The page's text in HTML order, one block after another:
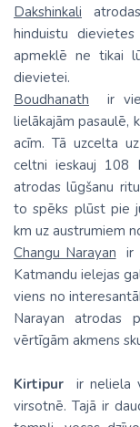
Dakshinkali
hinduistu
apmeklē ne tikai
dievietei.
Boudhanath ir
lielākajām pasaulē,
acīm. Tā uzcelta
celtni ieskauj 108
atrodas lūgšanu
to spēks plūst pie
km uz austrumiem
Changu Narayan ir
Katmandu ielejas
viens no
Narayan atrodas
vērtīgām akmens
Kirtipur
ir neliela
virsotnē. Tajā ir